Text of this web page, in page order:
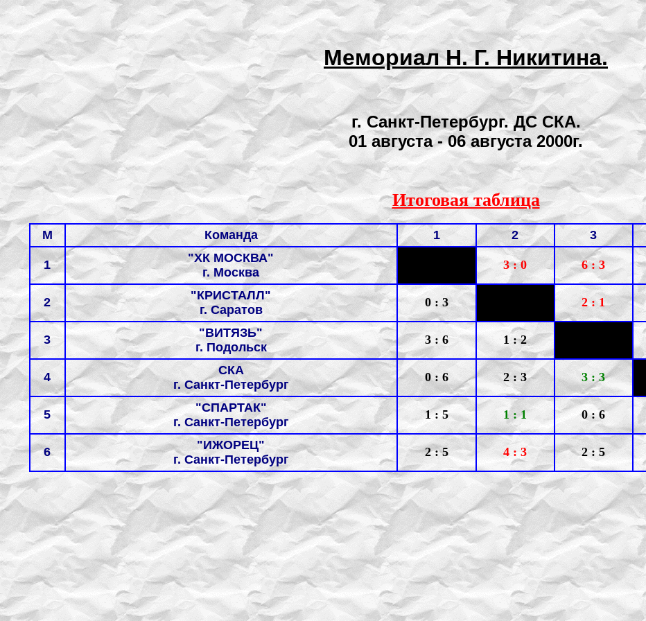
Мемориал Н. Г. Никитина.
г. Санкт-Петербург. ДС СКА.
01 августа - 06 августа 2000г.
Итоговая таблица
M Команда 1 2 3
1
"ХК МОСКВА"
г. Москва
3 : 0 6 : 3
2
"КРИСТАЛЛ"
г. Саратов
0 : 3 2 : 1
3
"ВИТЯЗЬ"
г. Подольск
3 : 6 1 : 2
4
СКА
г. Санкт-Петербург
0 : 6 2 : 3 3 : 3
5
"СПАРТАК"
г. Санкт-Петербург
1 : 5 1 : 1 0 : 6
6
"ИЖОРЕЦ"
г. Санкт-Петербург
2 : 5 4 : 3 2 : 5